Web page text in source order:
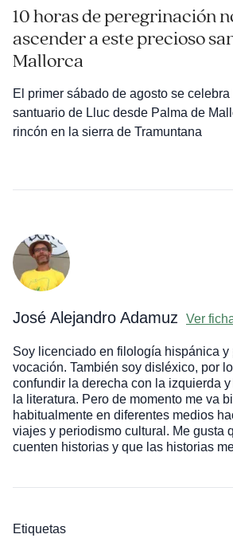
10 horas de peregrinación
ascender a este precioso
Mallorca
El primer sábado de agosto se celebra
santuario de Lluc desde Palma de
rincón en la sierra de Tramuntana
José Alejandro Adamuz Ver
Soy licenciado en filología hispánica y
vocación. También soy disléxico, por
confundir la derecha con la izquierda
la literatura. Pero de momento me va
habitualmente en diferentes medios
viajes y periodismo cultural. Me gusta
cuenten historias y que las historias
Etiquetas